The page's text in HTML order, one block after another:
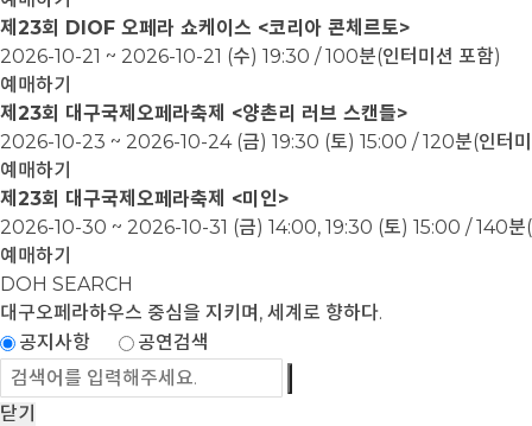
제23회 DIOF 오페라 쇼케이스 <코리아 콘체르토>
2026-10-21 ~ 2026-10-21 (수) 19:30 / 100분(인터미션 포함)
예매하기
제23회 대구국제오페라축제 <양촌리 러브 스캔들>
2026-10-23 ~ 2026-10-24 (금) 19:30 (토) 15:00 / 120분(인터
예매하기
제23회 대구국제오페라축제 <미인>
2026-10-30 ~ 2026-10-31 (금) 14:00, 19:30 (토) 15:00 / 140분
예매하기
DOH SEARCH
대구오페라하우스 중심을 지키며, 세계로 향하다.
공지사항
공연검색
닫기